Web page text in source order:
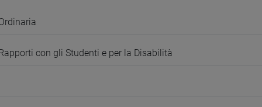
con gli Studenti e per la Disabilità